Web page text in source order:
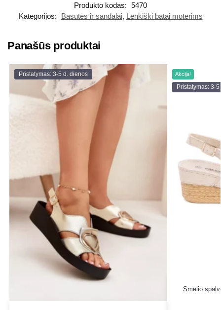
Produkto kodas: 5470
Kategorijos:
Basutės ir sandalai, Lenkiški batai moterims
Panašūs produktai
Pristatymas: 3-5 d. dienos Akcija!
Pristatymas: 3-
Smėlio